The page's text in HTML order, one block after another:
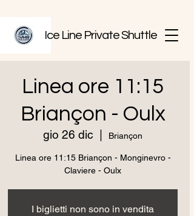
Ice Line Private Shuttle
Linea ore 11:15
Briançon - Oulx
gio 26 dic Briançon
Linea ore 11:15 Briançon - Monginevro -
I biglietti non sono in vendita